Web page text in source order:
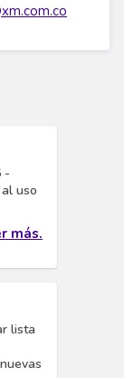
-
uso
más.
lista